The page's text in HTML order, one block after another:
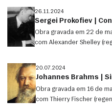
26.11.2024
Sergei Prokofiev |
Obra gravada em 22 de
com Alexander Shelley
20.07.2024
Johannes Brahms |
Obra gravada em 16 de
com Thierry Fischer